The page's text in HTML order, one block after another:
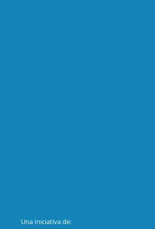
Una Iniciativa de: